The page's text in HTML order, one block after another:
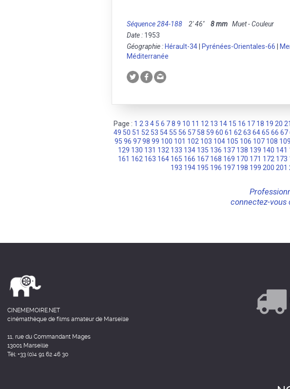
Séquence 284-188 2' 46'' 8 mm Muet - Couleur
Date : 1953
Géographie : Hérault-34 Pyrénées-Orientales-66
Méditerranée
Page : 1 2 3 4 5 6 7 8 9 10 11 12 13 14 15 16 17 18 19 20 21
49 50 51 52 53 54 55 56 57 58 59 60 61 62 63 64 65 66 67
95 96 97 98 99 100 101 102 103 104 105 106 107 108 109
129 130 131 132 133 134 135 136 137 138 139 140 141
161 162 163 164 165 166 167 168 169 170 171 172 173
193 194 195 196 197 198 199 200 201
connectez-vous
CINEMEMOIRE.NET
cinémathèque de films amateur de Marseille
11, rue du Commandant Mages
13001 Marseille
Tél: +33 (0)4 91 62 46 30